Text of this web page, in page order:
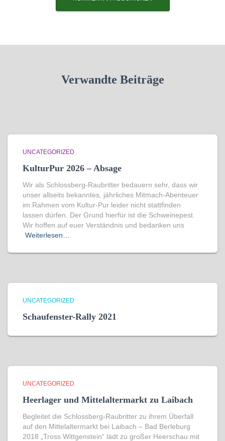
Verwandte Beiträge
UNCATEGORIZED
KulturPur 2026 – Absage
Wir als Schlossberg-Raubritter bedauern sehr, dass wir
unser allseits bekanntes, jährliches Mitmach-Abenteuer
im Rahmen vom Kultur-Pur leider nicht stattfinden
lassen dürfen. Der Grund hierfür ist die Schweinepest.
Wir hoffen auf euer Verständnis und bedanken uns
Weiterlesen…
UNCATEGORIZED
Schaufenster-Rally 2021
UNCATEGORIZED
Heerlager und Mittelaltermarkt zu Laibach
Begleitet die Schlossberg-Raubritter zu ihrem Überfall
auf den Mittelaltermarkt bei Laibach – Bad Berleburg
2018 „Tross Wittgenstein“ lädt zu großer Heerschau mit